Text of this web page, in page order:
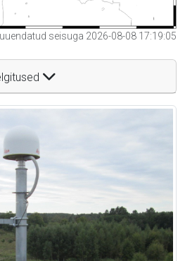
seisuga 2026-08-08 17:19:05